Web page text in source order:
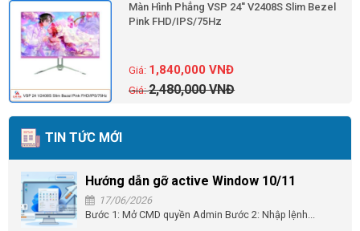
Màn Hình Phẳng VSP 24'' V2408S Slim Bezel
Pink FHD/IPS/75Hz
2,480,000VNĐ
1,840,000VNĐ
TIN TỨC MỚI
Hướng dẫn gỡ active Window 10/11
17/06/2026
Bước 1: Mở CMD quyền Admin Bước 2: Nhập lệnh...